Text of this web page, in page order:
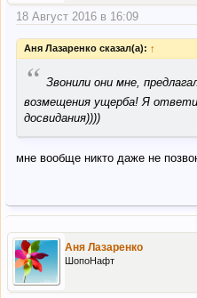
18 Август 2016 в 16:09
Аня Лазаренко сказал(а): ↑
“ Звонили они мне,
возмещения ущерба! Я
досвидания))))
мне вообще никто даже не
Аня Лазаренко
ШопоНафт